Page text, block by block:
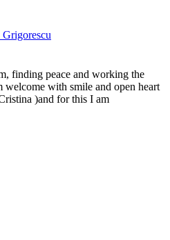
finding peace and working the
with smile and open heart
)and for this I am